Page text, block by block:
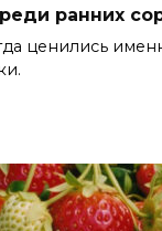
ранних
ценились